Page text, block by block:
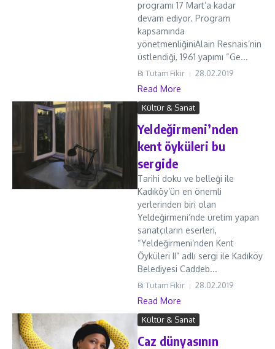
programı 17 Mart’a kadar
devam ediyor. Program
kapsamında
yönetmenliğiniAlain Resnais’nin
üstlendiği, 1961 yapımı “Ge...
Bi Tutam Fikir 28.02.2019
Read More
Kültür & Sanat
Yeldeğirmeni’nden
kent öyküleri bu
sergide
Tarihi doku ve belleği ile
Kadıköy’ün en önemli
yerlerinden biri olan
Yeldeğirmeni’nde üretim yapan
sanatçıların eserleri,
“Yeldeğirmeni’nden Kent
Öyküleri II” adlı sergi ile Kadıköy
Belediyesi Caddeb...
Bi Tutam Fikir 28.02.2019
Read More
Kültür & Sanat
Caz dünyasının